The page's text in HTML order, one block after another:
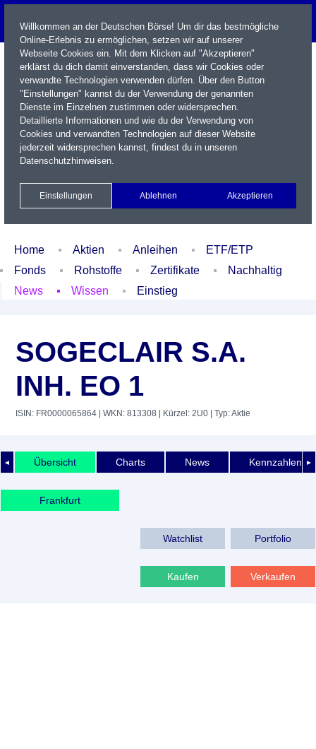
Name / WKN / ISIN / Kürzel
Xetra Realtime
Watchlist Portfolio Login
Home Aktien Anleihen
ETF/ETP
Fonds
Rohstoffe Zertifikate
Nachhaltig
News
Wissen Einstieg
SOGECLAIR S.A.
INH. EO 1
ISIN: FR0000065864 | WKN: 813308 | Kürzel: 2U0 | Typ: Aktie
◄ ►
Übersicht Charts News Kennzahlen
Frankfurt
Watchlist Portfolio
Kaufen Verkaufen
Willkommen an der Deutschen Börse! Um dir das bestmögliche
Online-Erlebnis zu ermöglichen, setzen wir auf unserer
Webseite Cookies ein. Mit dem Klicken auf "Akzeptieren"
erklärst du dich damit einverstanden, dass wir Cookies oder
verwandte Technologien verwenden dürfen. Über den Button
"Einstellungen" kannst du der Verwendung der genannten
Dienste im Einzelnen zustimmen oder widersprechen.
Detaillierte Informationen und wie du der Verwendung von
Cookies und verwandten Technologien auf dieser Website
jederzeit widersprechen kannst, findest du in unseren
Datenschutzhinweisen.
Einstellungen Ablehnen Akzeptieren